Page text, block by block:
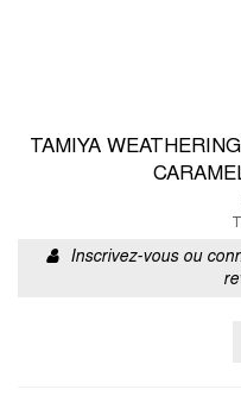
TAMIYA
Inscrivez-vous ou